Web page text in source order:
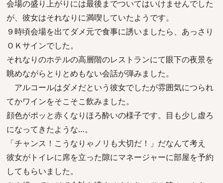
会場の盛り上がりには最後までついてはいけませんでした
が、彼女はそれなりに満喫していたようです。
９時頃会場を出てダメ元で食事に誘いましたら、あっさり
ＯＫサインでした。
それなりのホテルの高層階のレストランにて眼下の夜景を
眺めながらとりとめもない会話が弾みました。
アルコールはダメだという彼女でしたが雰囲気につられ
てかワインをそこそこ飲みました。
顔色がポッと赤くなりほろ酔いの様子です。目も少し虚ろ
になってきたような…。
「チャンス！こうなりゃノリも大切だ！」だなんて考え
彼女がトイレに席を立った隙にマネージャーに部屋を予約
してもらいました。